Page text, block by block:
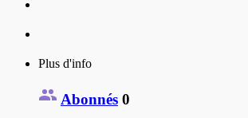
Plus d'info
Abonnés 0